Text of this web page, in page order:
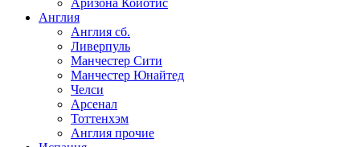
Аризона Койотис
Англия
Англия сб.
Ливерпуль
Манчестер Сити
Манчестер Юнайтед
Челси
Арсенал
Тоттенхэм
Англия прочие